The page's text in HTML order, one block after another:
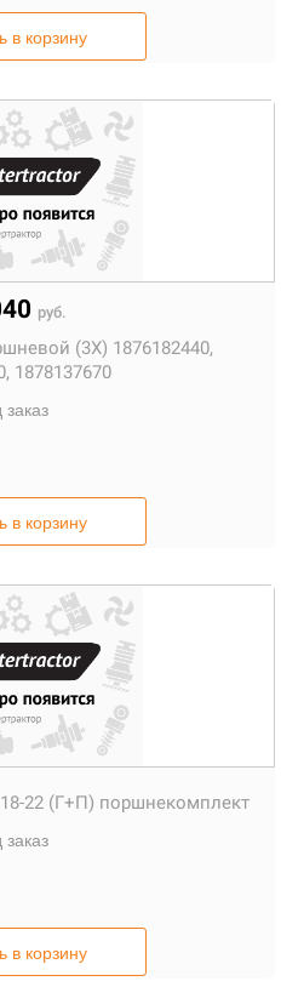
в корзину
руб.
(3X) 1876182440,
1878137670
заказ
в корзину
22 (Г+П) поршнекомплект
заказ
в корзину